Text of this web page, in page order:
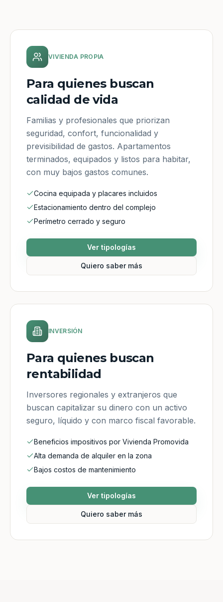
VIVIENDA PROPIA
Para quienes buscan
calidad de vida
Familias y profesionales que priorizan
seguridad, confort, funcionalidad y
previsibilidad de gastos. Apartamentos
terminados, equipados y listos para habitar,
con muy bajos gastos comunes.
Cocina equipada y placares incluidos
Estacionamiento dentro del complejo
Perímetro cerrado y seguro
Ver tipologías
Quiero saber más
INVERSIÓN
Para quienes buscan
rentabilidad
Inversores regionales y extranjeros que
buscan capitalizar su dinero con un activo
seguro, líquido y con marco fiscal favorable.
Beneficios impositivos por Vivienda Promovida
Alta demanda de alquiler en la zona
Bajos costos de mantenimiento
Ver tipologías
Quiero saber más